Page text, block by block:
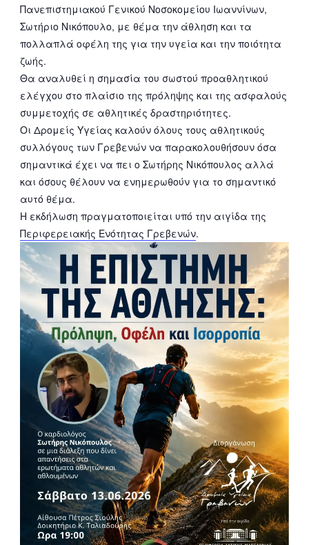
Πανεπιστημιακού Γενικού Νοσοκομείου Ιωαννίνων,
Σωτήριο Νικόπουλο, με θέμα την άθληση και τα
πολλαπλά οφέλη της για την υγεία και την ποιότητα
ζωής.
Θα αναλυθεί η σημασία του σωστού προαθλητικού
ελέγχου στο πλαίσιο της πρόληψης και της ασφαλούς
συμμετοχής σε αθλητικές δραστηριότητες.
Οι Δρομείς Υγείας καλούν όλους τους αθλητικούς
συλλόγους των Γρεβενών να παρακολουθήσουν όσα
σημαντικά έχει να πει ο Σωτήρης Νικόπουλος αλλά
και όσους θέλουν να ενημερωθούν για το σημαντικό
αυτό θέμα.
Η εκδήλωση πραγματοποιείται υπό την αιγίδα της
Περιφερειακής Ενότητας Γρεβενών.